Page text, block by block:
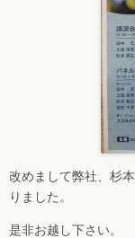
改めまして弊社、杉
りました。
是非お越し下さい。